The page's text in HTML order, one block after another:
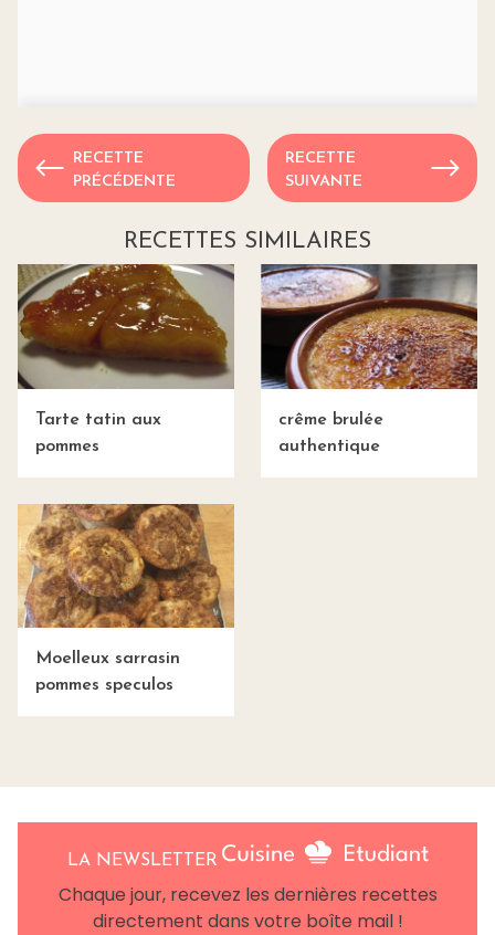
RECETTE
PRÉCÉDENTE
RECETTE
SUIVANTE
RECETTES SIMILAIRES
Tarte tatin aux
pommes
crême brulée
authentique
Moelleux sarrasin
pommes speculos
LA NEWSLETTER
Chaque jour, recevez les dernières recettes
directement dans votre boîte mail !